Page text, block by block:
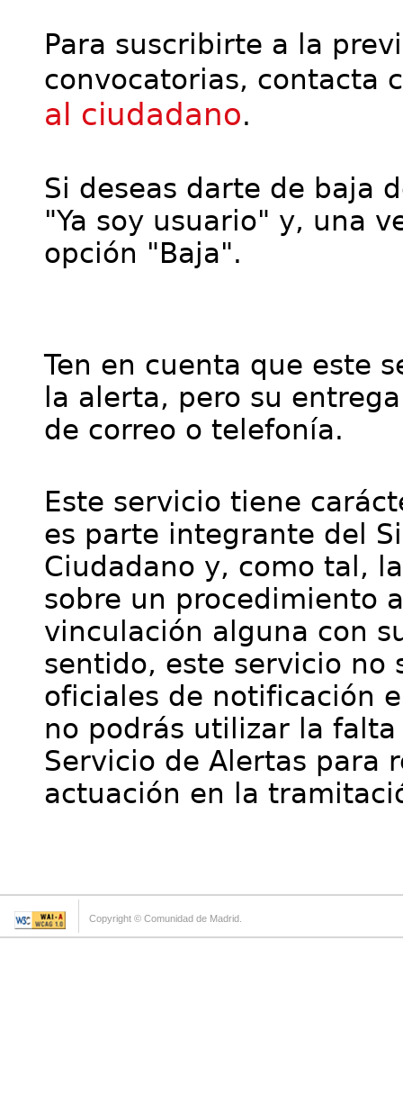
Para suscribirte a la
convocatorias, contacta
al ciudadano.
Si deseas darte de baja
"Ya soy usuario" y, una
opción "Baja".
Ten en cuenta que este
la alerta, pero su
de correo o telefonía.
Este servicio tiene
es parte integrante del
Ciudadano y, como tal,
sobre un procedimiento
vinculación alguna con
sentido, este servicio no
oficiales de notificación
no podrás utilizar la
Servicio de Alertas para
actuación en la
Copyright © Comunidad de Madrid.